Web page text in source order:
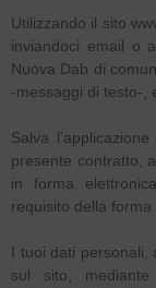
Utilizzando il sito
inviandoci email o
Nuova Dab di
-messaggi di testo-,
Salva
presente contratto,
in forma
requisito della forma
I tuoi dati personali,
sul sito,